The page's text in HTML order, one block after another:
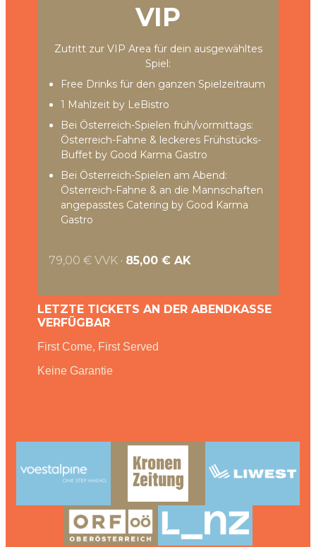
VIP
Zutritt zur VIP Area für dein ausgewähltes
Spiel:
Free Drinks für den ganzen Spielzeitraum
1 Mahlzeit by LeBistro
Bei Österreich-Spielen früh/vormittags:
Österreich-Fahne & leckeres Frühstücks-
Buffet by Good Karma Gastro
Bei Österreich-Spielen am Abend:
Österreich-Fahne & an die Mannschaften
angepasstes Catering by Good Karma
Gastro
79,00 € VVK · 85,00 € AK
LETZTE TICKETS AN DER ABENDKASSE
VERFÜGBAR
First Come, First Served
Keine Garantie